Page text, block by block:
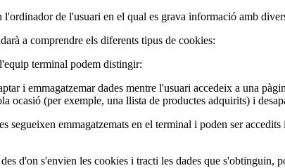
de l'usuari en el qual es grava informació amb
a comprendre els diferents tipus de cookies:
terminal podem distingir:
i emmagatzemar dades mentre l'usuari accedeix a una
ocasió (per exemple, una llista de productes adquirits) i
segueixen emmagatzemats en el terminal i poden ser
d'on s'envien les cookies i tracti les dades que s'obtinguin,